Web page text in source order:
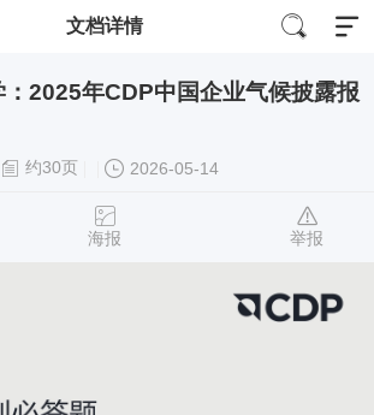
文档详情
：2025年CDP中国企业气候披露报
约30页 2026-05-14
海报 举报